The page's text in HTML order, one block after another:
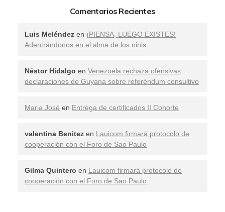
Comentarios Recientes
Luis Meléndez en ¡PIENSA, LUEGO EXISTES!
Adentrándonos en el alma de los ninis.
Néstor Hidalgo en Venezuela rechaza ofensivas
declaraciones de Guyana sobre referéndum consultivo
Maria José en Entrega de certificados II Cohorte
valentina Benitez en Lauicom firmará protocolo de
cooperación con el Foro de Sao Paulo
Gilma Quintero en Lauicom firmará protocolo de
cooperación con el Foro de Sao Paulo